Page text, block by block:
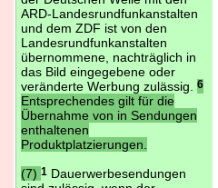
ARD-Landesrundfunkanstalten
und dem ZDF ist von den
Landesrundfunkanstalten
übernommene, nachträglich in
das Bild eingegebene oder
veränderte Werbung zulässig.
6
Entsprechendes gilt für die
Übernahme von in Sendungen
enthaltenen
Produktplatzierungen.
(7) 1Dauerwerbesendungen